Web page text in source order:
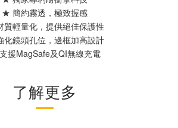
★ 簡約霧透，極致握感
輕量化，提供絕佳保護性
鏡頭孔位，邊框加高設計
援MagSafe及QI無線充電
了解更多